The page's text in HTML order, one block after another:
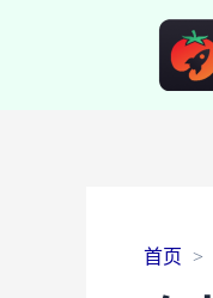
首页